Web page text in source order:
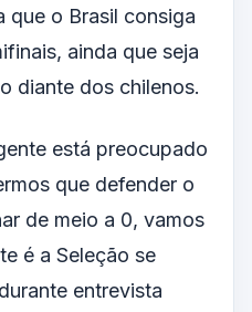
que o Brasil consiga
ainda que seja
diante dos chilenos.
está preocupado
que defender o
de meio a 0, vamos
é a Seleção se
entrevista